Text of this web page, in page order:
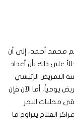
محمد أحمد، إلى أن
على ذلك بأن أعداد
التمريض الرئيسي
يومياً، أما الآن فإن
أما في باقي محليات البحر
العلاج يتراوح ما